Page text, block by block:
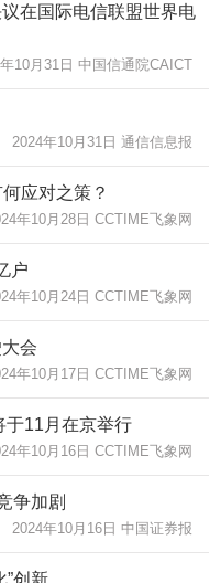
在国际电信联盟世界电
10月31日 中国信通院CAICT
2024年10月31日 通信信息报
应对之策？
年10月28日 CCTIME飞象网
户
年10月24日 CCTIME飞象网
会
年10月17日 CCTIME飞象网
于11月在京举行
年10月16日 CCTIME飞象网
争加剧
2024年10月16日 中国证券报
”创新